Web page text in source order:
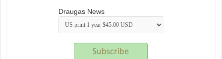
Draugas News